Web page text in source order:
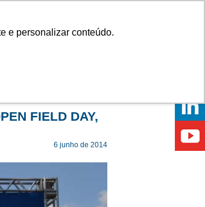
e personalizar conteúdo.
FIELD DAY,
6 junho de 2014